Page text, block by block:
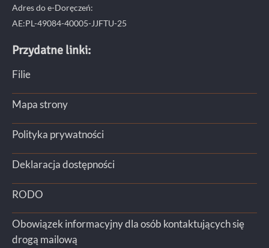
Adres do e-Doręczeń:
AE:PL-49084-40005-JJFTU-25
Przydatne linki:
Filie
Mapa strony
Polityka prywatności
Deklaracja dostępności
RODO
Obowiązek informacyjny dla osób kontaktujących się
drogą mailową